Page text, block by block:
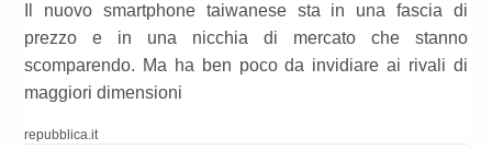
Il nuovo smartphone taiwanese sta in una fascia di
prezzo e in una nicchia di mercato che stanno
scomparendo. Ma ha ben poco da invidiare ai rivali di
maggiori dimensioni
repubblica.it